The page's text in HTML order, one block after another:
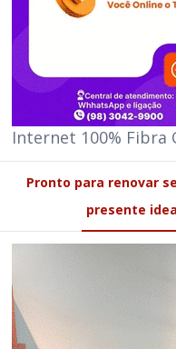
Internet 100% Fibra
Pronto para renovar
presente